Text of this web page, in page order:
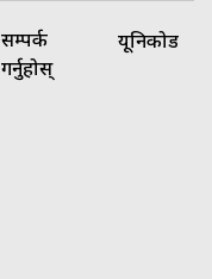
सम्पर्क
गर्नुहोस्
यूनिकोड